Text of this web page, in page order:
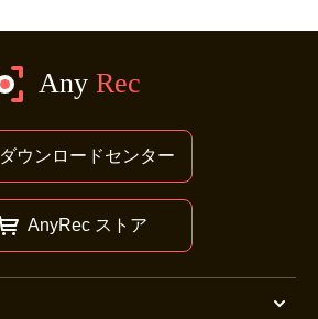
ダウンロードセンター
AnyRec ストア